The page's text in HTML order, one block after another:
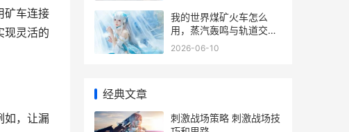
矿车连接
现灵活的
如，让漏
我的世界煤矿火车怎么
用，蒸汽轰鸣与轨道交织
的工业诗篇
2026-06-10
经典文章
刺激战场策略 刺激战场技